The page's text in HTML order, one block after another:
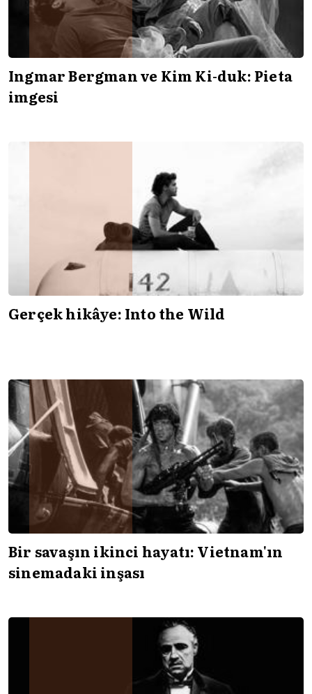
Ingmar Bergman ve Kim Ki-duk: Pieta
imgesi
Gerçek hikâye: Into the Wild
Bir savaşın ikinci hayatı: Vietnam'ın
sinemadaki inşası